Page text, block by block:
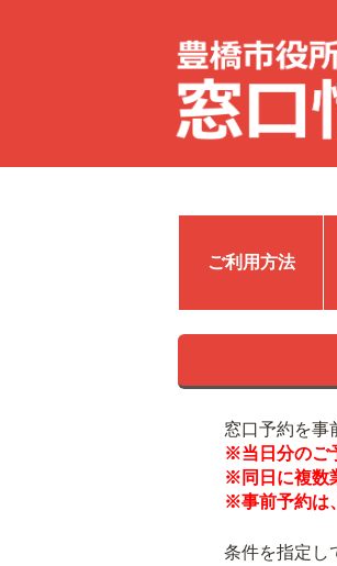
ご利用方法
窓口予約を事
※当日分のご
※同日に複数
※事前予約は
条件を指定し